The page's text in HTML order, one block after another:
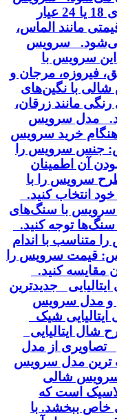
شالی طلا: این سرویس از طلای 18 یا 24 عیار
مانند الماس،
می‌شود. سرویس
سرویس با
فیروزه، مرجان و
با نگین‌های
مانند زرقان،
مدل سرویس
هنگام خرید سرویس
جنس سرویس را
آن اطمینان
سرویس را با
انتخاب کنید.
سرویس با سنگ‌های
سنگ‌ها توجه کنید.
متناسب با اندام
قیمت سرویس را
مقایسه کنید.
جدیدترین
و مدل سرویس
شیک
شال ایتالیایی
از مدل
ترین مدل سرویس
سرویس شالی
کلاسیک است که
خاص ببخشد. با